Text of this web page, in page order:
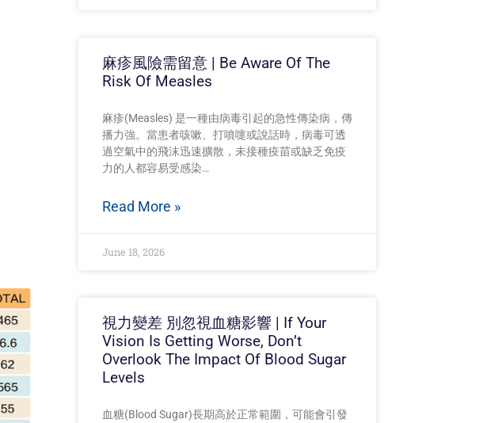
麻疹風險需留意 | Be Aware Of The
Risk Of Measles
麻疹(Measles) 是一種由病毒引起的急性傳染病，傳
播力強。當患者咳嗽、打噴嚏或說話時，病毒可透
過空氣中的飛沫迅速擴散，未接種疫苗或缺乏免疫
力的人都容易受感染…
Read More »
June 18, 2026
視力變差 別忽視血糖影響 | If Your
Vision Is Getting Worse, Don’t
Overlook The Impact Of Blood Sugar
Levels
血糖(Blood Sugar)長期高於正常範圍，可能會引發